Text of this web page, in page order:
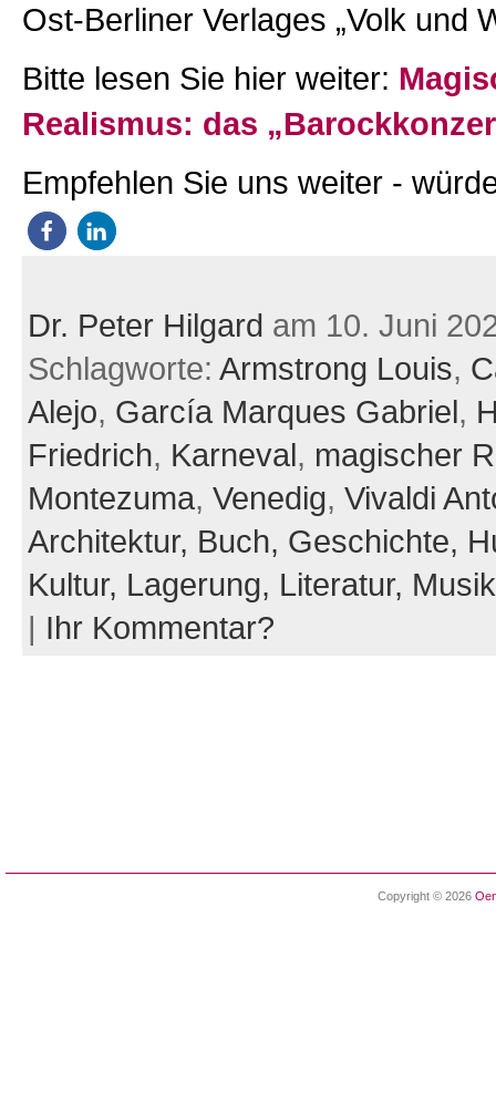
Ost-Berliner Verlages „Volk und
Bitte lesen Sie hier weiter:
Realismus: das
Empfehlen Sie uns weiter -
Dr. Peter Hilgard am 10. Juni
Schlagworte: Armstrong Louis,
Alejo, García Marques Gabriel,
Friedrich, Karneval, magischer
Montezuma, Venedig, Vivaldi
Architektur, Buch, Geschichte,
Kultur, Lagerung, Literatur,
| Ihr Kommentar?
Copyright © 2026